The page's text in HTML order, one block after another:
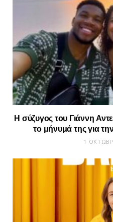
Η σύζυγος του Γιάννη
το μήνυμά της για
1